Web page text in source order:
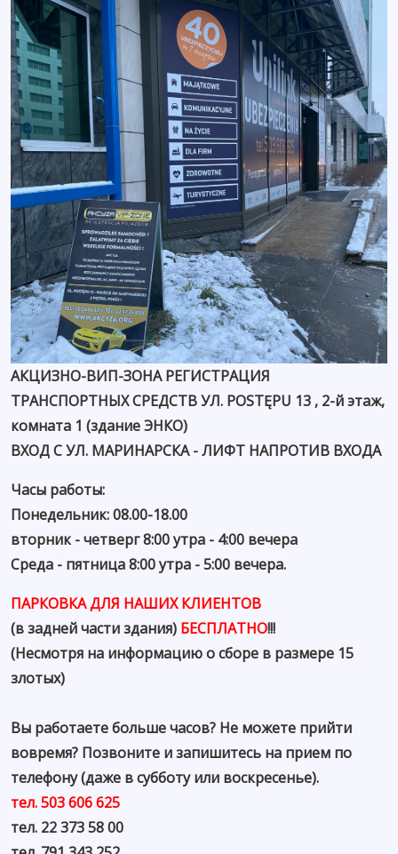
АКЦИЗНО-ВИП-ЗОНА РЕГИСТРАЦИЯ
ТРАНСПОРТНЫХ СРЕДСТВ УЛ. POSTĘPU 13 , 2-й этаж,
комната 1 (здание ЭНКО)
ВХОД С УЛ. МАРИНАРСКА - ЛИФТ НАПРОТИВ ВХОДА
Часы работы:
Понедельник: 08.00-18.00
вторник - четверг 8:00 утра - 4:00 вечера
Среда - пятница 8:00 утра - 5:00 вечера.
ПАРКОВКА ДЛЯ НАШИХ КЛИЕНТОВ
(в задней части здания) БЕСПЛАТНО!!!
(Несмотря на информацию о сборе в размере 15
злотых)
Вы работаете больше часов? Не можете прийти
вовремя? Позвоните и запишитесь на прием по
телефону (даже в субботу или воскресенье).
тел. 503 606 625
тел. 22 373 58 00